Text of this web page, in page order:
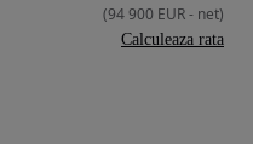
(94 900 EUR- net)
Calculeaza rata